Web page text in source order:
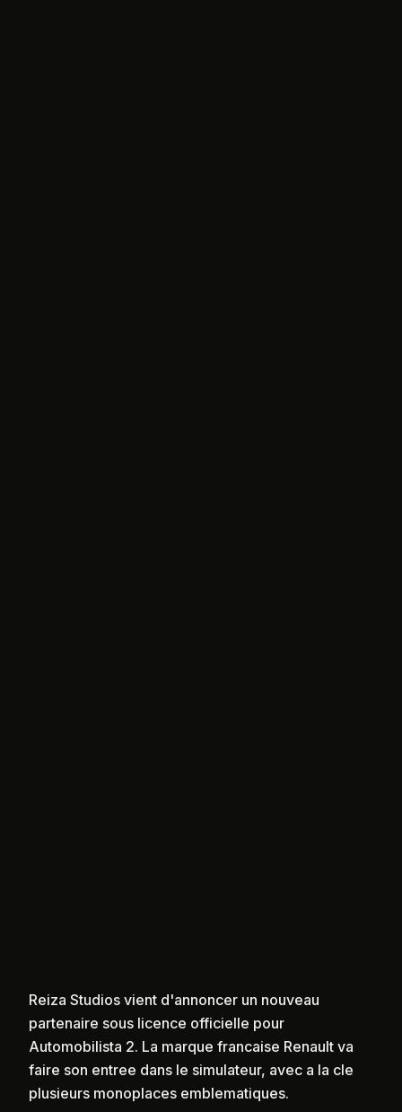
Reiza Studios vient d'annoncer un nouveau
partenaire sous licence officielle pour
Automobilista 2. La marque francaise Renault va
faire son entree dans le simulateur, avec a la cle
plusieurs monoplaces emblematiques.